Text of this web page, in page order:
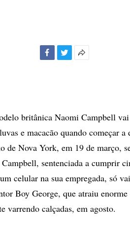
britânica Naomi Campbell vai
e macacão quando começar a
de Nova York, em 19 de março,
sentenciada a cumprir
celular na sua empregada, só
Boy George, que atraiu
varrendo calçadas, em agosto.